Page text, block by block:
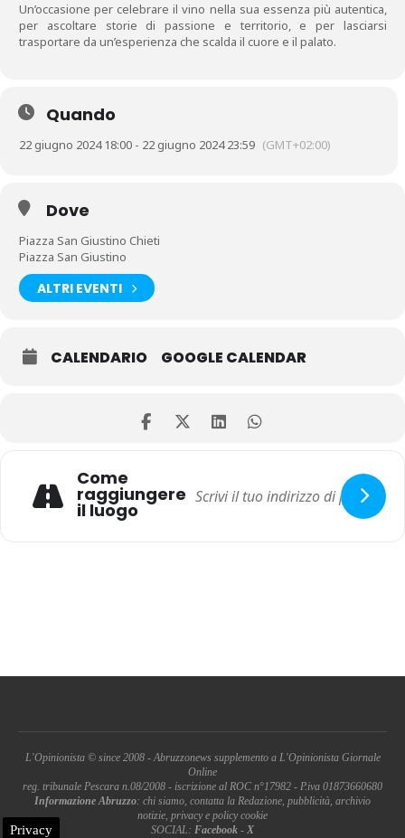
Un’occasione per celebrare il vino nella sua essenza più autentica,
per ascoltare storie di passione e territorio, e per lasciarsi
trasportare da un’esperienza che scalda il cuore e il palato.
Quando
22 giugno 2024 18:00 - 22 giugno 2024 23:59 (GMT+02:00)
Dove
Piazza San Giustino Chieti
Piazza San Giustino
ALTRI EVENTI
CALENDARIO GOOGLE CALENDAR
Come
raggiungere
il luogo
L'Opinionista © since 2008 - Abruzzonews supplemento a L'Opinionista Giornale
Online
reg. tribunale Pescara n.08/2008 - iscrizione al ROC n°17982 - P.iva 01873660680
Informazione Abruzzo: chi siamo, contatta la Redazione, pubblicità, archivio
notizie, privacy e policy cookie
SOCIAL: Facebook - X
Privacy